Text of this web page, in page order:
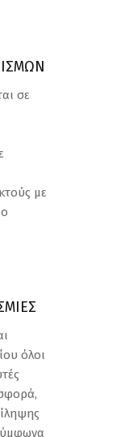
σε
με
όλοι